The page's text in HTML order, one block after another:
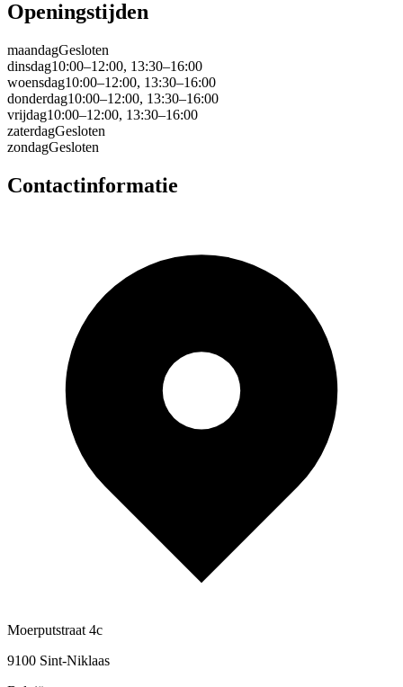
Openingstijden
maandagGesloten
dinsdag10:00–12:00, 13:30–16:00
woensdag10:00–12:00, 13:30–16:00
donderdag10:00–12:00, 13:30–16:00
vrijdag10:00–12:00, 13:30–16:00
zaterdagGesloten
zondagGesloten
Contactinformatie
Moerputstraat 4c
9100 Sint-Niklaas